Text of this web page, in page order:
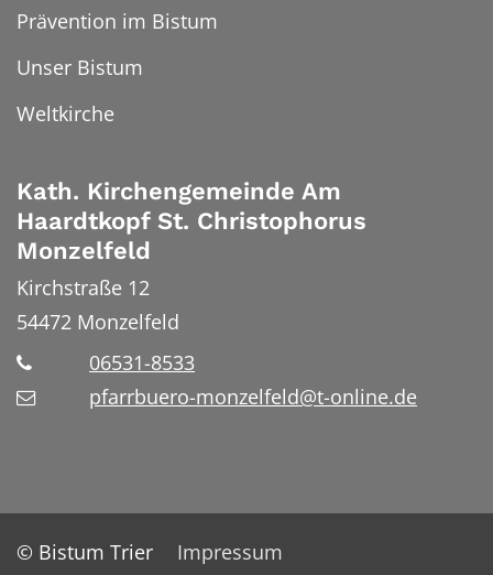
Prävention im Bistum
Unser Bistum
Weltkirche
Kath. Kirchengemeinde Am
Haardtkopf St. Christophorus
Monzelfeld
Kirchstraße 12
54472 Monzelfeld
06531-8533
pfarrbuero-monzelfeld@t-online.de
© Bistum Trier
Impressum